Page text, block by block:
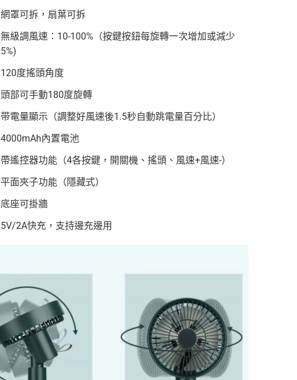
網罩可拆，扇葉可拆
無級調風速：10-100%（按鍵按鈕每旋轉一次增加或減少
5%)
120度搖頭角度
頭部可手動180度旋轉
带電量顯示（調整好風速後1.5秒自動跳電量百分比）
4000mAh內置電池
帶遙控器功能（4各按鍵，開關機、搖頭、風速+風速-）
平面夾子功能（隱藏式）
底座可掛牆
5V/2A快充，支持邊充邊用